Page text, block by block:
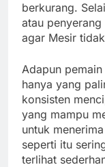
berkurang.
atau
agar Mesir
Adapun
hanya yang
konsisten
yang mampu
untuk
seperti itu
terlihat